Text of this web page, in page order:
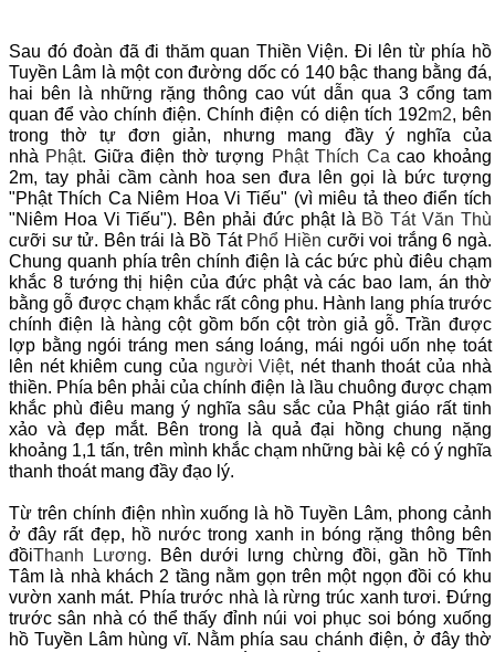
Sau đó đoàn đã đi thăm quan Thiền Viện. Đi lên từ phía hồ
Tuyền Lâm là một con đường dốc có 140 bậc thang bằng đá,
hai bên là những rặng thông cao vút dẫn qua 3 cổng tam
quan để vào chính điện. Chính điện có diện tích 192m2, bên
trong thờ tự đơn giản, nhưng mang đầy ý nghĩa của
nhà Phật. Giữa điện thờ tượng Phật Thích Ca cao khoảng
2m, tay phải cầm cành hoa sen đưa lên gọi là bức tượng
"Phật Thích Ca Niêm Hoa Vi Tiếu" (vì miêu tả theo điển tích
"Niêm Hoa Vi Tiếu"). Bên phải đức phật là Bồ Tát Văn Thù
cưỡi sư tử. Bên trái là Bồ Tát Phổ Hiền cưỡi voi trắng 6 ngà.
Chung quanh phía trên chính điện là các bức phù điêu chạm
khắc 8 tướng thị hiện của đức phật và các bao lam, án thờ
bằng gỗ được chạm khắc rất công phu. Hành lang phía trước
chính điện là hàng cột gồm bốn cột tròn giả gỗ. Trần được
lợp bằng ngói tráng men sáng loáng, mái ngói uốn nhẹ toát
lên nét khiêm cung của người Việt, nét thanh thoát của nhà
thiền. Phía bên phải của chính điện là lầu chuông được chạm
khắc phù điêu mang ý nghĩa sâu sắc của Phật giáo rất tinh
xảo và đẹp mắt. Bên trong là quả đại hồng chung nặng
khoảng 1,1 tấn, trên mình khắc chạm những bài kệ có ý nghĩa
thanh thoát mang đầy đạo lý.
Từ trên chính điện nhìn xuống là hồ Tuyền Lâm, phong cảnh
ở đây rất đẹp, hồ nước trong xanh in bóng rặng thông bên
đồiThanh Lương. Bên dưới lưng chừng đồi, gần hồ Tĩnh
Tâm là nhà khách 2 tầng nằm gọn trên một ngọn đồi có khu
vườn xanh mát. Phía trước nhà là rừng trúc xanh tươi. Đứng
trước sân nhà có thể thấy đỉnh núi voi phục soi bóng xuống
hồ Tuyền Lâm hùng vĩ. Nằm phía sau chánh điện, ở đây thờ